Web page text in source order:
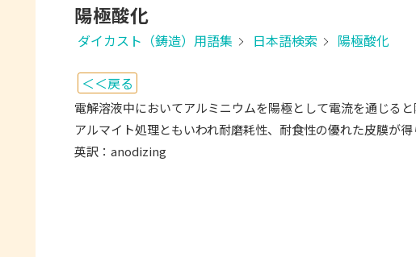
陽極酸化
ダイカスト（鋳造）用語集 日本語検索 陽極酸化
＜＜戻る
電解溶液中においてアルミニウムを陽極として電流を通じると
アルマイト処理ともいわれ耐磨耗性、耐食性の優れた皮膜が得
英訳：anodizing